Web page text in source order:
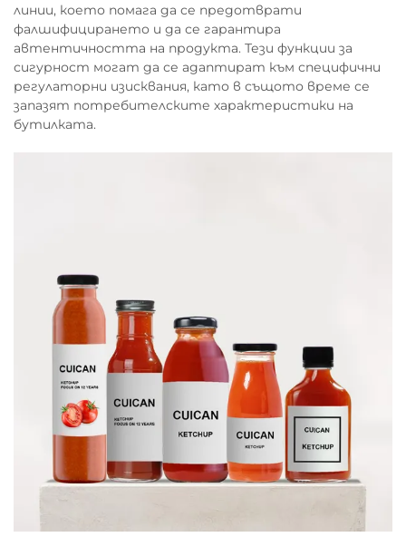
линии, което помага да се предотврати
фалшифицирането и да се гарантира
автентичността на продукта. Тези функции за
сигурност могат да се адаптират към специфични
регулаторни изисквания, като в същото време се
запазят потребителските характеристики на
бутилката.